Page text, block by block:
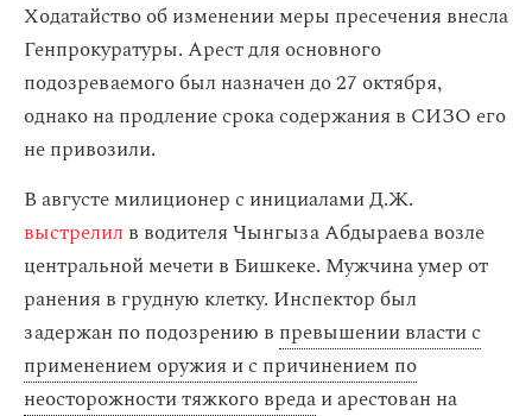
Ходатайство об изменении меры пресечения внесла
Генпрокуратуры. Арест для основного
подозреваемого был назначен до 27 октября,
однако на продление срока содержания в СИЗО его
не привозили.
В августе милиционер с инициалами Д.Ж.
выстрелил в водителя Чынгыза Абдыраева возле
центральной мечети в Бишкеке. Мужчина умер от
ранения в грудную клетку. Инспектор был
задержан по подозрению в превышении власти с
применением оружия и с причинением по
неосторожности тяжкого вредаи арестован на